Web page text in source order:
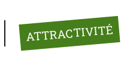
ATTRACTIVITÉ